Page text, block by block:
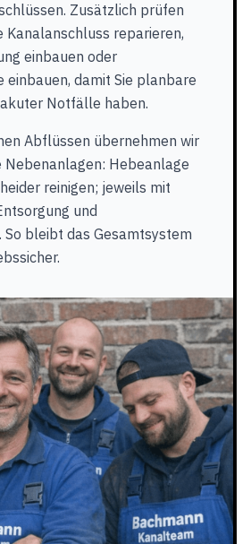
Zusätzlich prüfen
Kanalanschluss reparieren,
einbauen oder
einbauen, damit Sie planbare
Notfälle haben.
Abflüssen übernehmen wir
Nebenanlagen: Hebeanlage
reinigen; jeweils mit
und
So bleibt das Gesamtsystem